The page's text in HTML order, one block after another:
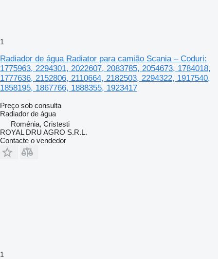
1
Radiador de água Radiator para camião Scania – Coduri:
1775963, 2294301, 2022607, 2083785, 2054673, 1784018,
1777636, 2152806, 2110664, 2182503, 2294322, 1917540,
1858195, 1867766, 1888355, 1923417
Preço sob consulta
Radiador de água
Roménia, Cristesti
ROYAL DRU AGRO S.R.L.
Contacte o vendedor
1